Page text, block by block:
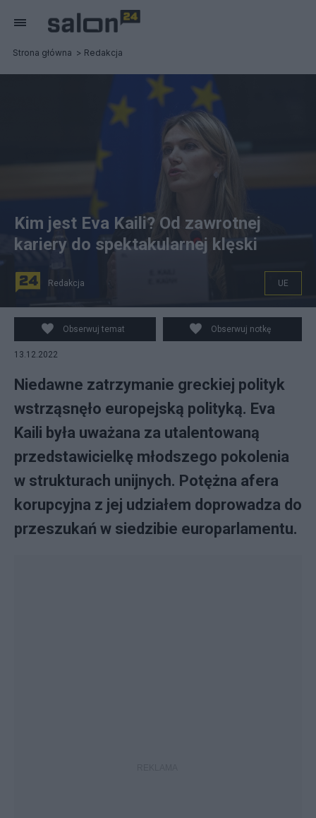
Strona główna Redakcja
Eva Kaili została zatrzymana pod zarzutem korupcji.
Kim jest Eva Kaili? Od zawrotnej
kariery do spektakularnej klęski
Redakcja UE
Obserwuj temat Obserwuj notkę
13.12.2022
Niedawne zatrzymanie greckiej polityk
wstrząsnęło europejską polityką. Eva
Kaili była uważana za utalentowaną
przedstawicielkę młodszego pokolenia
w strukturach unijnych. Potężna afera
korupcyjna z jej udziałem doprowadza do
przeszukań w siedzibie europarlamentu.